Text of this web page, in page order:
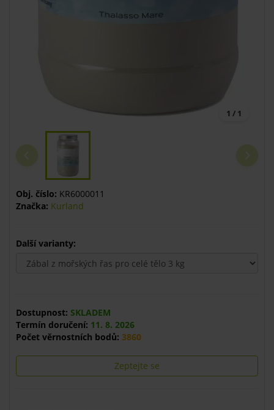
1 / 1
Obj. číslo: KR6000011
Značka: Kurland
Další varianty:
Dostupnost: SKLADEM
Termín doručení: 11. 8. 2026
Počet věrnostních bodů: 3860
Zeptejte se